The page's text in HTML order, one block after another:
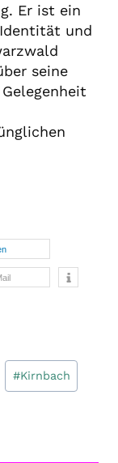
Er ist ein
und
seine
#Kirnbach